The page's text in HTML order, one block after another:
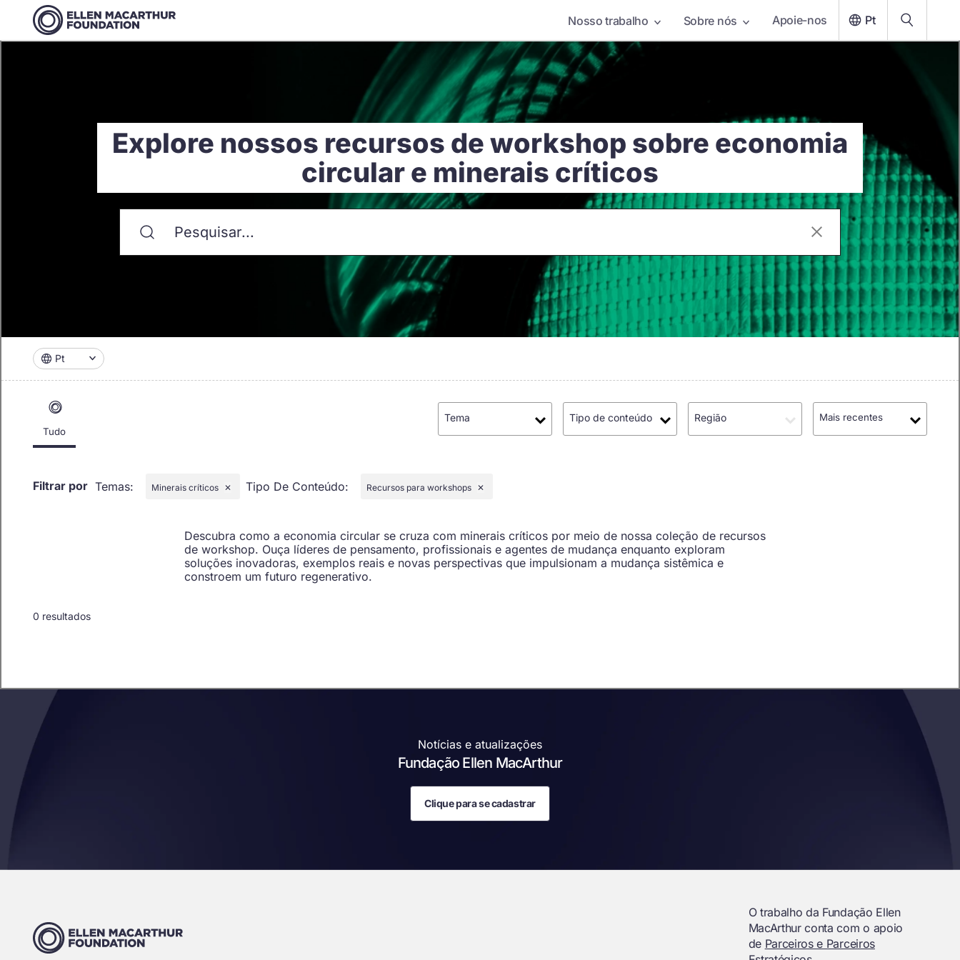
Nosso trabalho Sobre nós Apoie-nos Pt
Explore nossos recursos de workshop sobre economia
circular e minerais críticos
Pt
Tudo
Tema Tipo de conteúdo Região Mais recentes
Filtrar por Temas: Minerais críticos ✕ Tipo De Conteúdo: Recursos para workshops ✕
Descubra como a economia circular se cruza com minerais críticos por meio de nossa coleção de recursos
de workshop. Ouça líderes de pensamento, profissionais e agentes de mudança enquanto exploram
soluções inovadoras, exemplos reais e novas perspectivas que impulsionam a mudança sistêmica e
constroem um futuro regenerativo.
0 resultados
Notícias e atualizações
Fundação Ellen MacArthur
Clique para se cadastrar
O trabalho da Fundação Ellen
MacArthur conta com o apoio
de Parceiros e Parceiros